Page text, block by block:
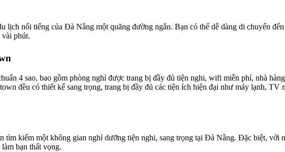
nổi tiếng của Đà Nẵng một quãng đường ngắn. Bạn có thể dễ dàng di chuyển
phút.
4 sao, bao gồm phòng nghỉ được trang bị đầy đủ tiện nghi, wifi miễn phí, nhà
đều có thiết kế sang trọng, trang bị đầy đủ các tiện ích hiện đại như máy lạnh, TV
tìm kiếm một không gian nghỉ dưỡng tiện nghi, sang trọng tại Đà Nẵng. Đặc biệt, với
bạn thất vọng.